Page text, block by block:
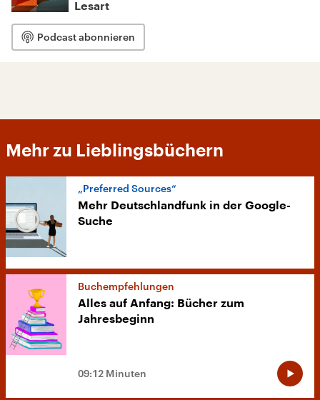
Lesart
Podcast abonnieren
Mehr zu Lieblingsbüchern
„Preferred Sources“
Mehr Deutschlandfunk in der Google-
Suche
Buchempfehlungen
Alles auf Anfang: Bücher zum
Jahresbeginn
09:12 Minuten